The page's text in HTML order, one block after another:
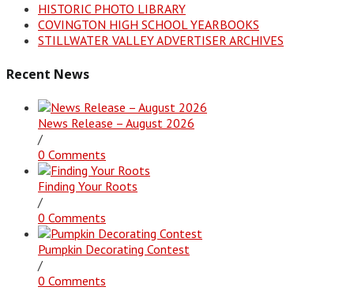
HISTORIC PHOTO LIBRARY
COVINGTON HIGH SCHOOL YEARBOOKS
STILLWATER VALLEY ADVERTISER ARCHIVES
Recent News
News Release – August 2026
/
0 Comments
Finding Your Roots
/
0 Comments
Pumpkin Decorating Contest
/
0 Comments